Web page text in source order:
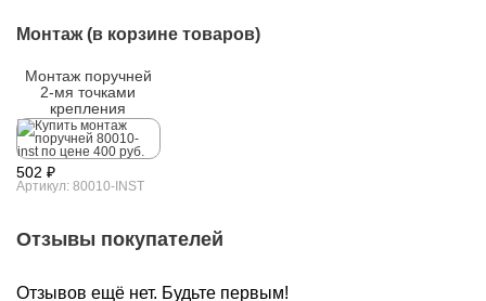
Монтаж (в корзине товаров)
Монтаж поручней
2-мя точками
крепления
502 ₽
Артикул: 80010-INST
Отзывы покупателей
Отзывов ещё нет. Будьте первым!